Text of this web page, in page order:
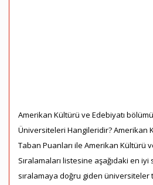
Amerikan Kültürü ve Edebiyatı
Üniversiteleri Hangileridir? Amerikan
Taban Puanları ile Amerikan Kültürü
Sıralamaları listesine aşağıdaki en
sıralamaya doğru giden